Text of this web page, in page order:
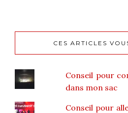
CES ARTICLES
Conseil pour
dans mon sac
Conseil pour